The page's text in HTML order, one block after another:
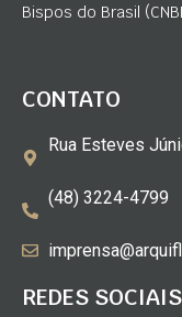
Bispos do Brasil
CONTATO
Rua Esteves
(48) 3224-4799
REDES SOCIAIS